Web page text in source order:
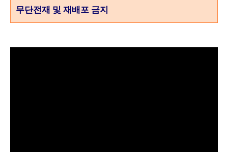
무단전재 및 재배포 금지